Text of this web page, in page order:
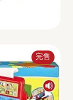
完售